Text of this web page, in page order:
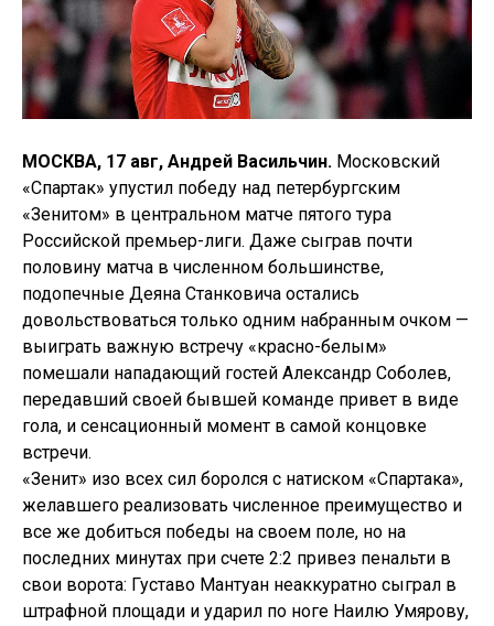
МОСКВА, 17 авг, Андрей Васильчин. Московский
«Спартак» упустил победу над петербургским
«Зенитом» в центральном матче пятого тура
Российской премьер-лиги. Даже сыграв почти
половину матча в численном большинстве,
подопечные Деяна Станковича остались
довольствоваться только одним набранным очком —
выиграть важную встречу «красно-белым»
помешали нападающий гостей Александр Соболев,
передавший своей бывшей команде привет в виде
гола, и сенсационный момент в самой концовке
встречи.
«Зенит» изо всех сил боролся с натиском «Спартака»,
желавшего реализовать численное преимущество и
все же добиться победы на своем поле, но на
последних минутах при счете 2:2 привез пенальти в
свои ворота: Густаво Мантуан неаккуратно сыграл в
штрафной площади и ударил по ноге Наилю Умярову,